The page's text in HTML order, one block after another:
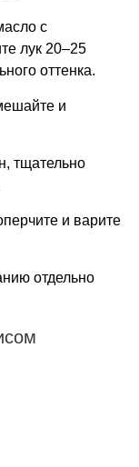
с
лук 20–25
оттенка.
и
тщательно
и варите
отдельно